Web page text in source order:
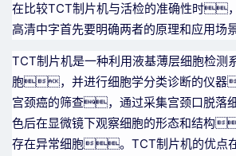
在比较TCT制片机与活检的准确性时
高清中字首先要明确两者的原理和应用
TCT制片机是一种利用液基薄层细胞检测
胞，并进行细胞学分类诊断的仪
宫颈癌的筛查，通过采集宫颈口脱
色后在显微镜下观察细胞的形态和结构
存在异常细胞。TCT制片机的优点